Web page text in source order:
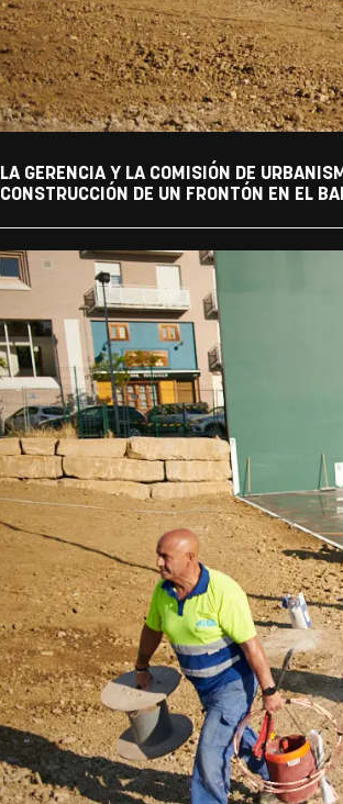
LA GERENCIA Y LA COMISIÓN DE
CONSTRUCCIÓN DE UN FRONTÓN EN EL